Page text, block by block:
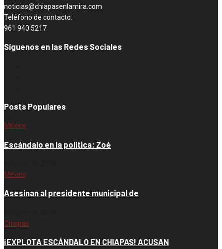
noticias@chiapasenlamira.com
Teléfono de contacto:
961 940 5217
Síguenos en las Redes Sociales
Posts Populares
México
Escándalo en la política: Zoé
México
Asesinan al presidente municipal de
Chiapas
¡EXPLOTA ESCÁNDALO EN CHIAPAS! ACUSAN